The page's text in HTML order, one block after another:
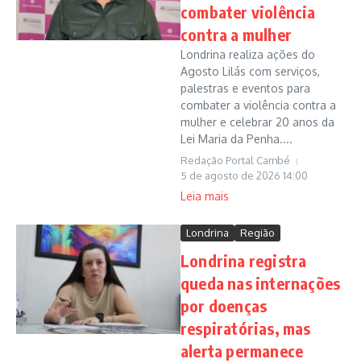
combater violência
contra a mulher
Londrina realiza ações do
Agosto Lilás com serviços,
palestras e eventos para
combater a violência contra a
mulher e celebrar 20 anos da
Lei Maria da Penha....
Redação Portal Cambé
5 de agosto de 2026 14:00
Leia mais
Londrina Região
Londrina registra
queda nas internações
por doenças
respiratórias, mas
alerta permanece